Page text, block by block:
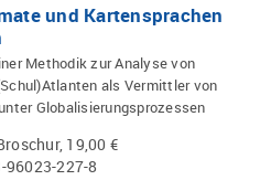
und Kartensprachen
Methodik zur Analyse von
als Vermittler von
Globalisierungsprozessen
19,00 €
96023-227-8